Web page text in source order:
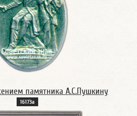
памятника А.С.Пушкину
16173а